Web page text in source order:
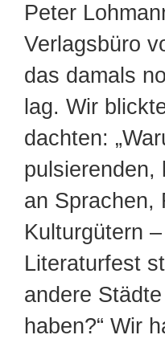
Peter
Verlagsbüro
das damals
lag. Wir
dachten:
pulsierenden,
an Sprachen,
Kulturgütern
Literaturfest
andere
haben?“ Wir